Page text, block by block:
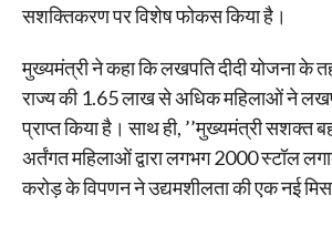
सशक्तिकरण पर विशेष फोकस किया है।
मुख्यमंत्री ने कहा कि लखपति दीदी योजना के
राज्य की 1.65 लाख से अधिक महिलाओं ने
प्राप्त किया है। साथ ही, ’’मुख्यमंत्री सशक्त
अर्तंगत महिलाओं द्वारा लगभग 2000 स्टॉल
करोड़ के विपणन ने उद्यमशीलता की एक नई